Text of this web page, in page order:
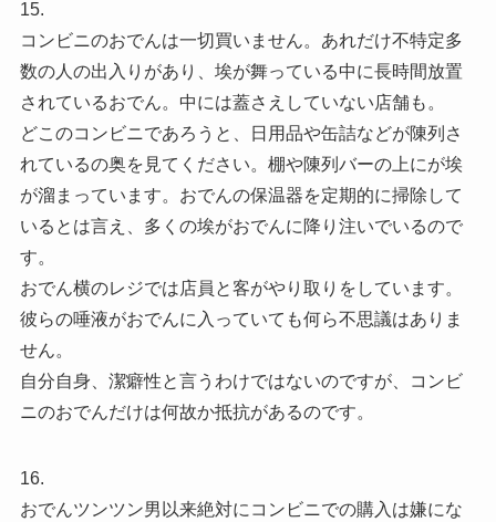
15.
コンビニのおでんは一切買いません。あれだけ不特定多
数の人の出入りがあり、埃が舞っている中に長時間放置
されているおでん。中には蓋さえしていない店舗も。
どこのコンビニであろうと、日用品や缶詰などが陳列さ
れているの奥を見てください。棚や陳列バーの上にが埃
が溜まっています。おでんの保温器を定期的に掃除して
いるとは言え、多くの埃がおでんに降り注いでいるので
す。
おでん横のレジでは店員と客がやり取りをしています。
彼らの唾液がおでんに入っていても何ら不思議はありま
せん。
自分自身、潔癖性と言うわけではないのですが、コンビ
ニのおでんだけは何故か抵抗があるのです。
16.
おでんツンツン男以来絶対にコンビニでの購入は嫌にな